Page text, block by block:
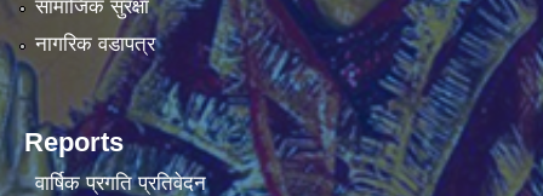
सामाजिक सुरक्षा
नागरिक वडापत्र
Reports
वार्षिक प्रगति प्रतिवेदन